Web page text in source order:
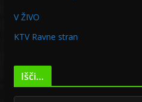
V ŽIVO
KTV Ravne stran
Išči…